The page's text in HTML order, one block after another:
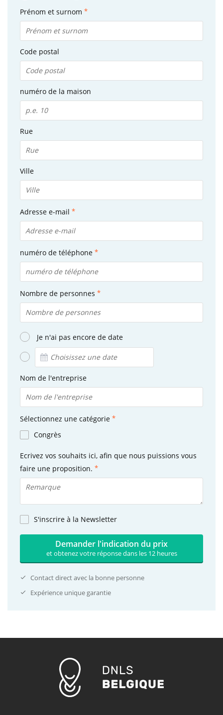
Prénom et surnom
Code postal
numéro de la maison
Rue
Ville
Adresse e-mail
numéro de téléphone
Nombre de personnes
Je n'ai pas encore de date
Nom de l'entreprise
Sélectionnez une catégorie
Congrès
Ecrivez vos souhaits ici, afin que nous puissions vous
faire une proposition.
S'inscrire à la Newsletter
Demander l'indication du prix
et obtenez votre réponse dans les 12 heures
Contact direct avec la bonne personne
Expérience unique garantie